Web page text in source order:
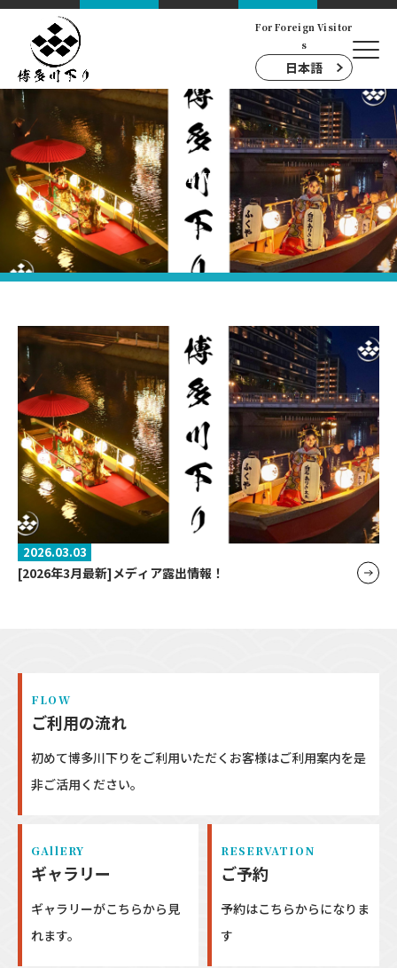
For Foreign Visitor
s
日本語
NEWS
2026.03.03
[2026年3月最新]メディア露出情報！
FLOW
ご利用の流れ
初めて博多川下りをご利用いただくお客様はご利用案内を是
非ご活用ください。
GAllERY
ギャラリー
ギャラリーがこちらから見
れます。
RESERVATION
ご予約
予約はこちらからになりま
す